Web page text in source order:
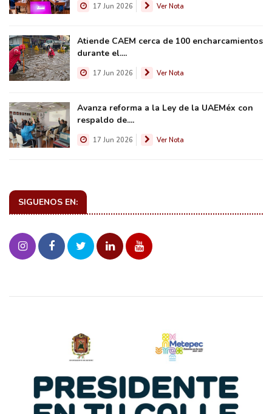
17 Jun 2026 Ver Nota
Atiende CAEM cerca de 100 encharcamientos
durante el....
17 Jun 2026 Ver Nota
Avanza reforma a la Ley de la UAEMéx con
respaldo de....
17 Jun 2026 Ver Nota
SIGUENOS EN: